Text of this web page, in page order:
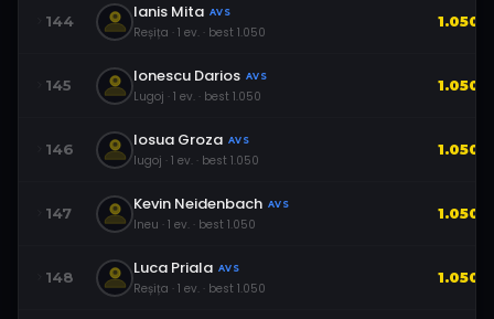
144 Ianis Mita AVS
Reșița · 1 ev. · best 1.050
1.050
145 Ionescu Darios AVS
Lugoj · 1 ev. · best 1.050
1.050
146 Iosua Groza AVS
lugoj · 1 ev. · best 1.050
1.050
147 Kevin Neidenbach AVS
Ineu · 1 ev. · best 1.050
1.050
148 Luca Priala AVS
Reșița · 1 ev. · best 1.050
1.050